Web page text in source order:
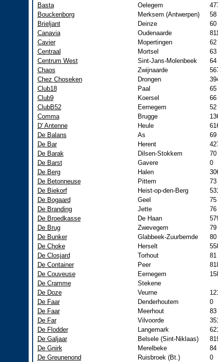
Basta
Oelegem
Bouckenborg
Merksem (Antwerpen)
58
Brieljant
Deinze
60
Canavia
Oudenaarde
Cavier
Mopertingen
62
Centraal
Mortsel
63
Centrum West
Sint-Jans-Molenbeek
64
Chaos
Zwijnaarde
Chez Choseken
Drongen
Club18
Paal
65
Club9
Koersel
66
ClubB52
Eernegem
52
Comma
Brugge
D' Antenne
Heule
De Balans
As
69
De Bar
Herent
De Barak
Dilsen-Stokkem
70
De Barst
Gavere
0
De Berg
Halen
De Betonneuse
Pittem
73
De Biekorf
Heist-op-den-Berg
De Bogaard
Geel
75
De Branding
Jette
76
De Broedkasse
De Haan
De Brug
Zwevegem
79
De Bunker
Glabbeek-Zuurbemde
80
De Choke
Herselt
De Closjard
Torhout
81
De Container
Peer
De Couveuse
Eernegem
De Cramme
Stekene
De Doze
Veurne
De Faar
Denderhoutem
0
De Faar
Meerhout
83
De Far
Vilvoorde
De Flodder
Langemark
De Galjaar
Belsele (Sint-Niklaas)
De Gnirk
Merelbeke
84
De Greunenond
Ruisbroek (Bt.)
0